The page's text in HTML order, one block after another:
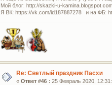
Мой блог: http://skazki-u-
Я ВК: https://vk.com/id187887278 и на ФБ:
Re: Светлый праздник Пасхи
« Ответ #46 : 25 Февраль 2020,